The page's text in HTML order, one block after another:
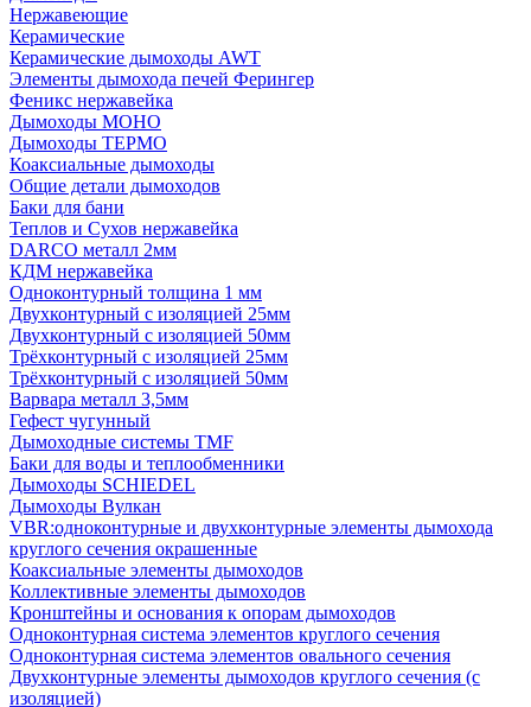
Нержавеющие
Керамические
Керамические дымоходы AWT
Элементы дымохода печей Ферингер
Феникс нержавейка
Дымоходы МОНО
Дымоходы ТЕРМО
Коаксиальные дымоходы
Общие детали дымоходов
Баки для бани
Теплов и Сухов нержавейка
DARCO металл 2мм
КДМ нержавейка
Одноконтурный толщина 1 мм
Двухконтурный с изоляцией 25мм
Двухконтурный с изоляцией 50мм
Трёхконтурный с изоляцией 25мм
Трёхконтурный с изоляцией 50мм
Варвара металл 3,5мм
Гефест чугунный
Дымоходные системы TMF
Баки для воды и теплообменники
Дымоходы SCHIEDEL
Дымоходы Вулкан
VBR:одноконтурные и двухконтурные элементы дымохода
круглого сечения окрашенные
Коаксиальные элементы дымоходов
Коллективные элементы дымоходов
Кронштейны и основания к опорам дымоходов
Одноконтурная система элементов круглого сечения
Одноконтурная система элементов овального сечения
Двухконтурные элементы дымоходов круглого сечения (с
изоляцией)